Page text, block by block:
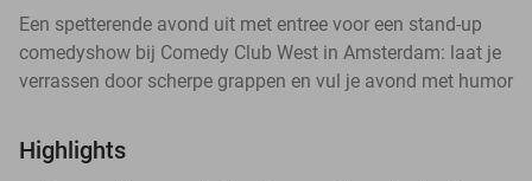
Een spetterende avond uit met entree voor een stand-up
comedyshow bij Comedy Club West in Amsterdam: laat je
verrassen door scherpe grappen en vul je avond met humor
Highlights